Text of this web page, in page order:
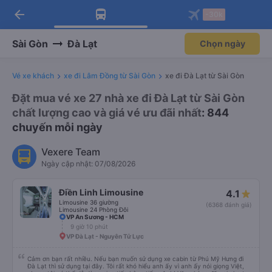
Tải app Vexere ngay!
Nhận ưu đãi thành viên độc
Mở app
Tải app Vexere
-30k/ghế khi đặt vé máy bay qua
Mở app
arrow_back
Sài Gòn Đà Lạt Chọn ngày
Vé xe khách xe đi Lâm Đồng từ Sài Gòn xe đi Đà Lạt từ Sài Gòn
Đặt mua vé xe 27 nhà xe đi Đà Lạt từ Sài Gòn
chất lượng cao và giá vé ưu đãi nhất: 844
chuyến mỗi ngày
Vexere Team
Ngày cập nhật: 07/08/2026
Điền Linh Limousine
Limousine 36 giường
Limousine 24 Phòng Đôi
4.1
(6368 đánh giá)
VP An Sương - HCM
9 giờ 10 phút
VP Đà Lạt - Nguyên Tử Lực
Cảm ơn bạn rất nhiều. Nếu bạn muốn sử dụng xe cabin từ Phú Mỹ Hưng đi
Đà Lạt thì sử dụng tại đây. Tôi rất khó hiểu anh ấy vì anh ấy nói giọng Việt,